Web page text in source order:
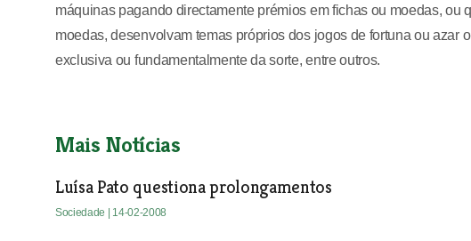
máquinas pagando directamente prémios em fichas ou moedas, ou
moedas, desenvolvam temas próprios dos jogos de fortuna ou
exclusiva ou fundamentalmente da sorte, entre outros.
Mais Notícias
Luísa Pato questiona prolongamentos
Sociedade | 14-02-2008